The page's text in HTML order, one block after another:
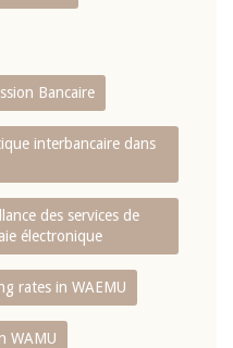
Bancaire
interbancaire dans
des services de
électronique
rates in WAEMU
WAMU